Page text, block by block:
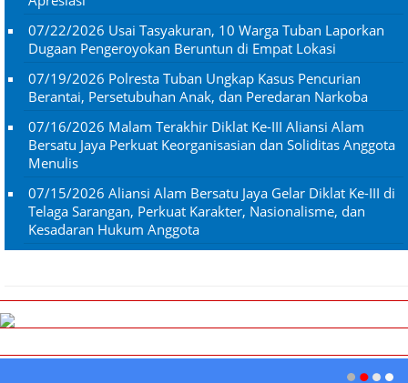
07/22/2026 Usai Tasyakuran, 10 Warga Tuban Laporkan
Dugaan Pengeroyokan Beruntun di Empat Lokasi
07/19/2026 Polresta Tuban Ungkap Kasus Pencurian
Berantai, Persetubuhan Anak, dan Peredaran Narkoba
07/16/2026 Malam Terakhir Diklat Ke-III Aliansi Alam
Bersatu Jaya Perkuat Keorganisasian dan Soliditas Anggota
Menulis
07/15/2026 Aliansi Alam Bersatu Jaya Gelar Diklat Ke-III di
Telaga Sarangan, Perkuat Karakter, Nasionalisme, dan
Kesadaran Hukum Anggota